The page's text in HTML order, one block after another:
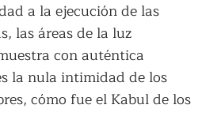
a la ejecución de las
las áreas de la luz
con auténtica
la nula intimidad de los
cómo fue el Kabul de los